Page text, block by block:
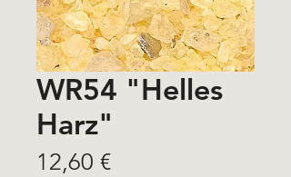
WR54 "Helles
Harz"
12,60 €Price